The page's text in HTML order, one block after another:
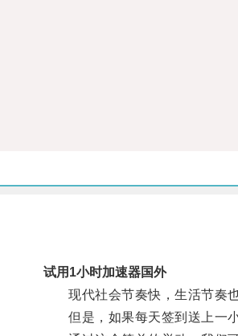
试用1小时加速器国外
现代社会节奏快，生活节奏也
但是，如果每天签到送上一小